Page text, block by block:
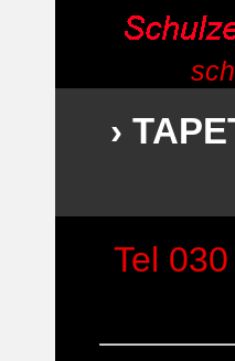
›
Tel